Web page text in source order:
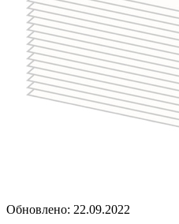
Обновлено: 22.09.2022